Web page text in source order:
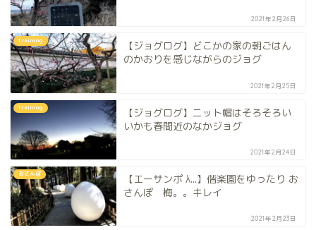
2021年2月26日
training
【ジョグログ】どこかの家の朝ごはん
のかおりを感じながらのジョグ
2021年2月25日
training
【ジョグログ】ニット帽はそろそろい
いかも春間近のなかジョグ
2021年2月24日
おさんぽ
【エーサンポ λ...】偕楽園をゆったり お
さんぽ 梅。。キレイ
2021年2月23日